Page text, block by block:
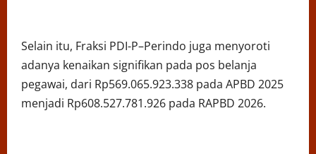
Selain itu, Fraksi PDI-P–Perindo juga menyoroti
adanya kenaikan signifikan pada pos belanja
pegawai, dari Rp569.065.923.338 pada APBD 2025
menjadi Rp608.527.781.926 pada RAPBD 2026.